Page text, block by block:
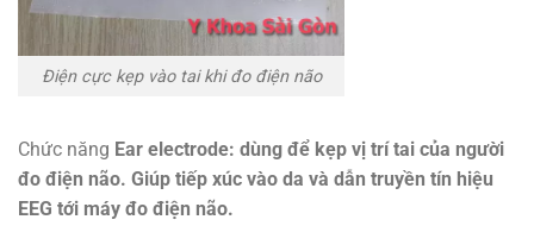
Điện cực kẹp vào tai khi đo điện não
Chức năng Ear electrode: dùng để kẹp vị trí tai của người
đo điện não. Giúp tiếp xúc vào da và dẫn truyền tín hiệu
EEG tới máy đo điện não.